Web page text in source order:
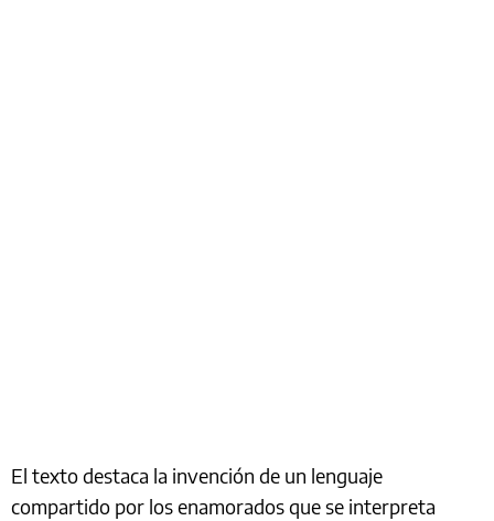
El texto destaca la invención de un lenguaje
compartido por los enamorados que se interpreta